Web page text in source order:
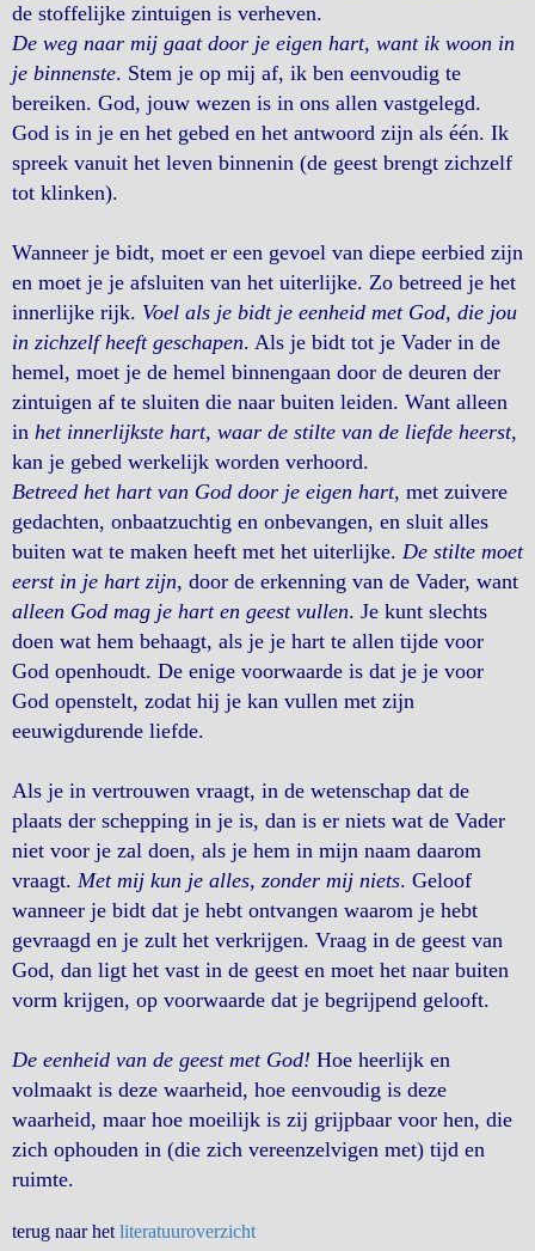
de stoffelijke zintuigen is verheven.
De weg naar mij gaat door je eigen hart, want ik woon in
je binnenste. Stem je op mij af, ik ben eenvoudig te
bereiken. God, jouw wezen is in ons allen vastgelegd.
God is in je en het gebed en het antwoord zijn als één. Ik
spreek vanuit het leven binnenin (de geest brengt zichzelf
tot klinken).
Wanneer je bidt, moet er een gevoel van diepe eerbied zijn
en moet je je afsluiten van het uiterlijke. Zo betreed je het
innerlijke rijk. Voel als je bidt je eenheid met God, die jou
in zichzelf heeft geschapen. Als je bidt tot je Vader in de
hemel, moet je de hemel binnengaan door de deuren der
zintuigen af te sluiten die naar buiten leiden. Want alleen
in het innerlijkste hart, waar de stilte van de liefde heerst,
kan je gebed werkelijk worden verhoord.
Betreed het hart van God door je eigen hart, met zuivere
gedachten, onbaatzuchtig en onbevangen, en sluit alles
buiten wat te maken heeft met het uiterlijke. De stilte moet
eerst in je hart zijn, door de erkenning van de Vader, want
alleen God mag je hart en geest vullen. Je kunt slechts
doen wat hem behaagt, als je je hart te allen tijde voor
God openhoudt. De enige voorwaarde is dat je je voor
God openstelt, zodat hij je kan vullen met zijn
eeuwigdurende liefde.
Als je in vertrouwen vraagt, in de wetenschap dat de
plaats der schepping in je is, dan is er niets wat de Vader
niet voor je zal doen, als je hem in mijn naam daarom
vraagt. Met mij kun je alles, zonder mij niets. Geloof
wanneer je bidt dat je hebt ontvangen waarom je hebt
gevraagd en je zult het verkrijgen. Vraag in de geest van
God, dan ligt het vast in de geest en moet het naar buiten
vorm krijgen, op voorwaarde dat je begrijpend gelooft.
De eenheid van de geest met God! Hoe heerlijk en
volmaakt is deze waarheid, hoe eenvoudig is deze
waarheid, maar hoe moeilijk is zij grijpbaar voor hen, die
zich ophouden in (die zich vereenzelvigen met) tijd en
ruimte.
terug naar het literatuuroverzicht